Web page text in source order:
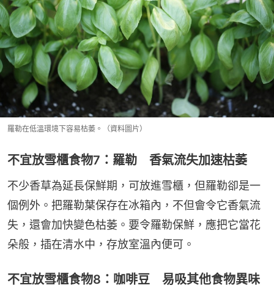
羅勒在低溫環境下容易枯萎。（資料圖片）
不宜放雪櫃食物7：羅勒 香氣流失加速枯萎
不少香草為延長保鮮期，可放進雪櫃，但羅勒卻是一
個例外。把羅勒葉保存在冰箱內，不但會令它香氣流
失，還會加快變色枯萎。要令羅勒保鮮，應把它當花
朵般，插在清水中，存放室溫內便可。
不宜放雪櫃食物8：咖啡豆 易吸其他食物異味